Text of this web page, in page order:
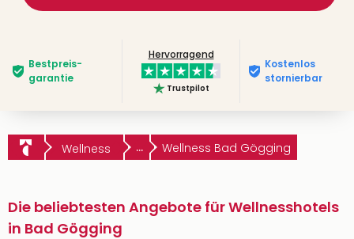
Bestpreis­
garantie
Hervorragend
Trustpilot
Kostenlos
stornierbar
Wellness ... Wellness Bad Gögging
Die beliebtesten Angebote für Wellnesshotels
in Bad Gögging